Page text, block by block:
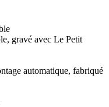
gravé avec Le Petit
automatique, fabriqué